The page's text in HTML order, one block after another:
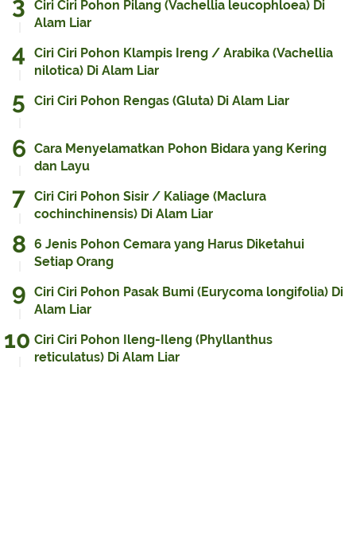
Ciri Ciri Pohon Pilang (Vachellia leucophloea) Di
Alam Liar
Ciri Ciri Pohon Klampis Ireng / Arabika (Vachellia
nilotica) Di Alam Liar
Ciri Ciri Pohon Rengas (Gluta) Di Alam Liar
Cara Menyelamatkan Pohon Bidara yang Kering
dan Layu
Ciri Ciri Pohon Sisir / Kaliage (Maclura
cochinchinensis) Di Alam Liar
6 Jenis Pohon Cemara yang Harus Diketahui
Setiap Orang
Ciri Ciri Pohon Pasak Bumi (Eurycoma longifolia) Di
Alam Liar
Ciri Ciri Pohon Ileng-Ileng (Phyllanthus
reticulatus) Di Alam Liar